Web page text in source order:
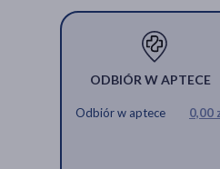
ODBIÓR W APTECE
Odbiór w aptece 0,00